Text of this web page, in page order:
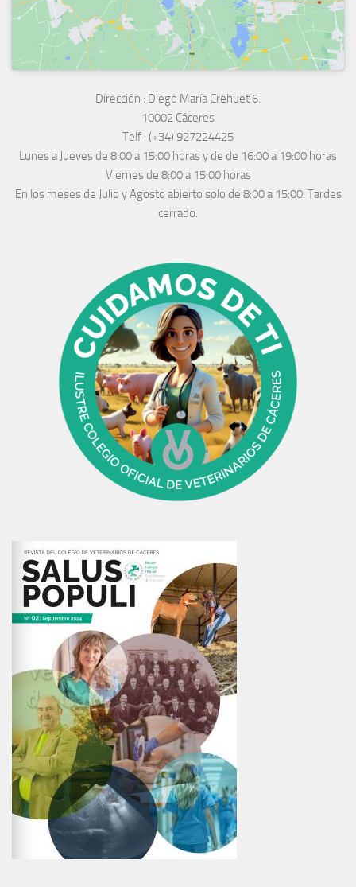
Dirección : Diego María Crehuet 6.
10002 Cáceres
Telf : (+34) 927224425
Lunes a Jueves de 8:00 a 15:00 horas y de de 16:00 a 19:00 horas
Viernes de 8:00 a 15:00 horas
En los meses de Julio y Agosto abierto solo de 8:00 a 15:00. Tardes
cerrado.